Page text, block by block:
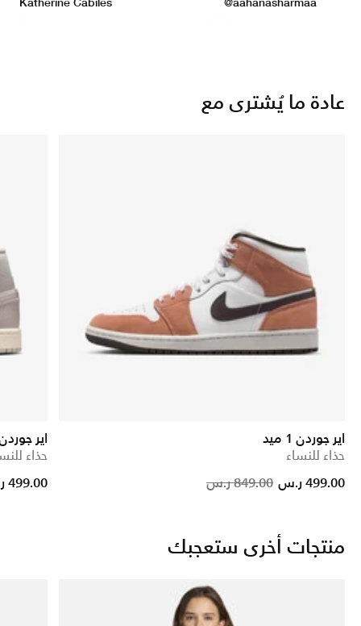
عادة ما يُشترى مع
اير جوردن 1 ميد
حذاء للنساء
Price
849.00 ر.س to
499.00 ر.س
اير جوردن 1 ميد
حذاء
Price reduced from
to
499.00 ر.س
منتجات أخرى ستعجبك